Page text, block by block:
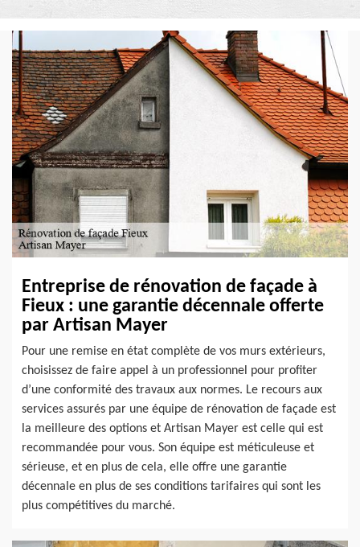
Entreprise de rénovation de façade à
Fieux : une garantie décennale offerte
par Artisan Mayer
Pour une remise en état complète de vos murs extérieurs,
choisissez de faire appel à un professionnel pour profiter
d’une conformité des travaux aux normes. Le recours aux
services assurés par une équipe de rénovation de façade est
la meilleure des options et Artisan Mayer est celle qui est
recommandée pour vous. Son équipe est méticuleuse et
sérieuse, et en plus de cela, elle offre une garantie
décennale en plus de ses conditions tarifaires qui sont les
plus compétitives du marché.